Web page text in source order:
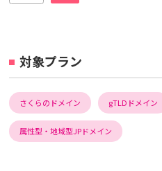
対象プラン
さくらのドメイン gTLDドメイン
属性型・地域型JPドメイン